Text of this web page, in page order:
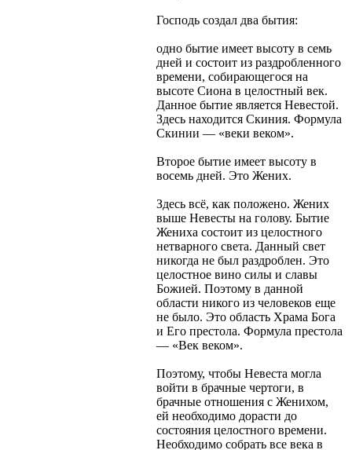
Господь создал два бытия:
одно бытие имеет высоту в семь
дней и состоит из раздробленного
времени, собирающегося на
высоте Сиона в целостный век.
Данное бытие является Невестой.
Здесь находится Скиния. Формула
Скинии — «веки веком».
Второе бытие имеет высоту в
восемь дней. Это Жених.
Здесь всё, как положено. Жених
выше Невесты на голову. Бытие
Жениха состоит из целостного
нетварного света. Данный свет
никогда не был раздроблен. Это
целостное вино силы и славы
Божией. Поэтому в данной
области никого из человеков еще
не было. Это область Храма Бога
и Его престола. Формула престола
— «Век веком».
Поэтому, чтобы Невеста могла
войти в брачные чертоги, в
брачные отношения с Женихом,
ей необходимо дорасти до
состояния целостного времени.
Необходимо собрать все века в